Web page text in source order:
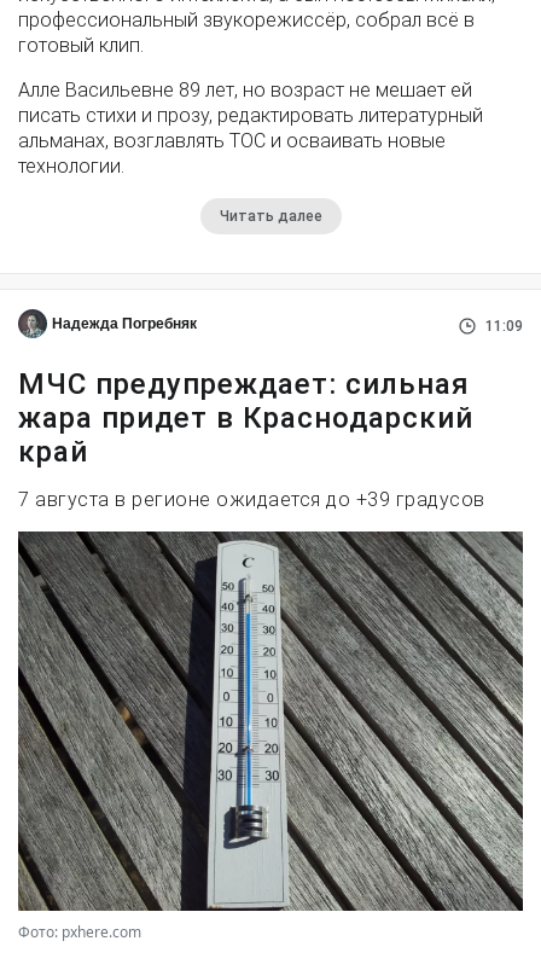
профессиональный звукорежиссёр, собрал всё в
готовый клип.
Алле Васильевне 89 лет, но возраст не мешает ей
писать стихи и прозу, редактировать литературный
альманах, возглавлять ТОС и осваивать новые
технологии.
Читать далее
Надежда Погребняк 11:09
МЧС предупреждает: сильная
жара придет в Краснодарский
край
7 августа в регионе ожидается до +39 градусов
Фото: pxhere.com